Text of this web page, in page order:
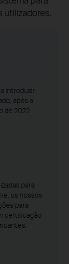
utilizadores.
introduzir
após a
de 2022.
para
os nossos
para
certificação